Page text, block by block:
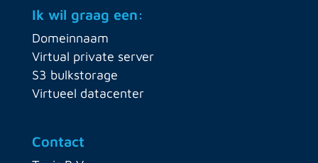
Ik wil graag een:
Domeinnaam
Virtual private server
S3 bulkstorage
Virtueel datacenter
Contact